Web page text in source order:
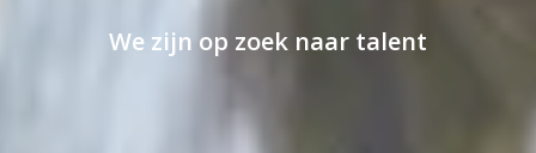
We zijn op zoek naar talent